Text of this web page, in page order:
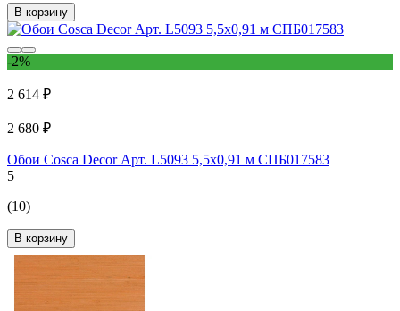
В корзину
-2%
2 614 ₽
2 680 ₽
Обои Cosca Decor Арт. L5093 5,5x0,91 м СПБ017583
5
(10)
В корзину